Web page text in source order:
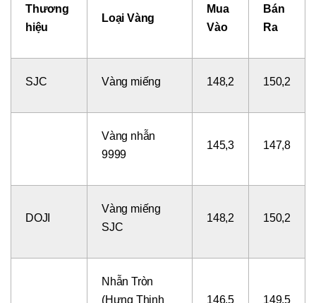
Thương
hiệu
Loại Vàng
Mua
Vào
Bán
Ra
SJC Vàng miếng 148,2 150,2
Vàng nhẫn
9999
145,3 147,8
DOJI
Vàng miếng
SJC
148,2 150,2
Nhẫn Tròn
(Hưng Thịnh
146,5 149,5